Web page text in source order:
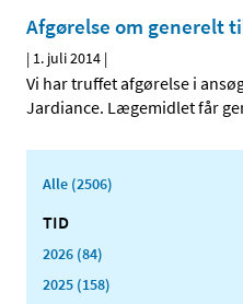
Afgørelse om generelt
| 1. juli 2014 |
Vi har truffet afgørelse i
Jardiance. Lægemidlet får
Alle (2506)
TID
2026 (84)
2025 (158)